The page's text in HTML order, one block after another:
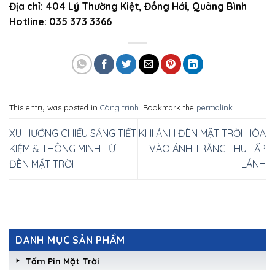
Địa chỉ: 404 Lý Thường Kiệt, Đồng Hới, Quảng Bình
Hotline: 035 373 3366
This entry was posted in Công trình . Bookmark the permalink
XU HƯỚNG CHIẾU SÁNG TIẾT
KIỆM & THÔNG MINH TỪ
ĐÈN MẶT TRỜI
KHI ÁNH ĐÈN MẶT TRỜI HÒA
VÀO ÁNH TRĂNG THU LẤP
LÁNH
DANH MỤC SẢN PHẨM
Tấm Pin Mặt Trời